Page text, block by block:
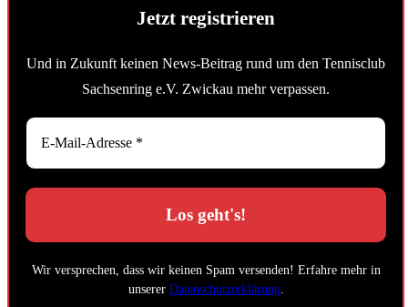
Jetzt registrieren
Und in Zukunft keinen News-Beitrag rund um den Tennisclub
Sachsenring e.V. Zwickau mehr verpassen.
Wir versprechen, dass wir keinen Spam versenden! Erfahre mehr in
unserer Datenschutzerklärung.